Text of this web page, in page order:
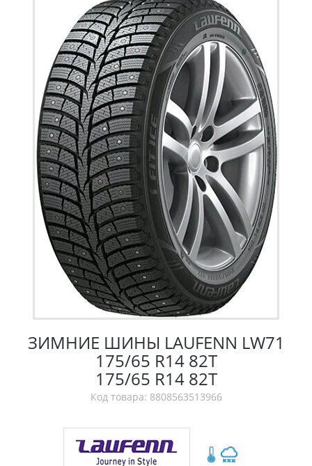
ЗИМНИЕ ШИНЫ LAUFENN LW71
175/65 R14 82T
175/65 R14 82T
Код товара: 8808563513966